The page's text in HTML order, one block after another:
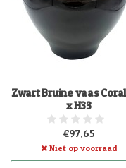
Zwart Bruine vaas
x H33
€97,65
Niet op voorraad